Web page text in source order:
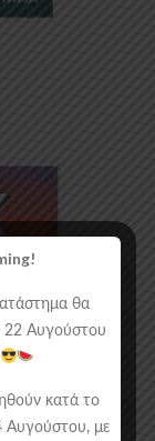
θα
22 Αυγούστου
κατά το
Αυγούστου, με